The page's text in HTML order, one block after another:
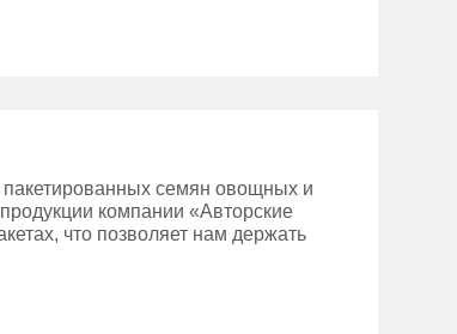
семян овощных и
компании «Авторские
что позволяет нам держать